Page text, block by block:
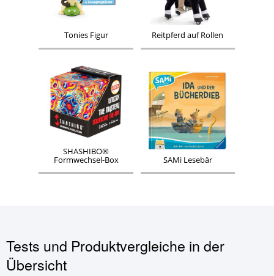
Tonies Figur Reitpferd auf Rollen
SHASHIBO®
Formwechsel-Box
SAMi Lesebär
Tests und Produktvergleiche in der
Übersicht